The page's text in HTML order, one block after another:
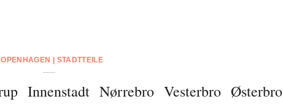
| STADTTEILE
Innenstadt Nørrebro Vesterbro Østerbro